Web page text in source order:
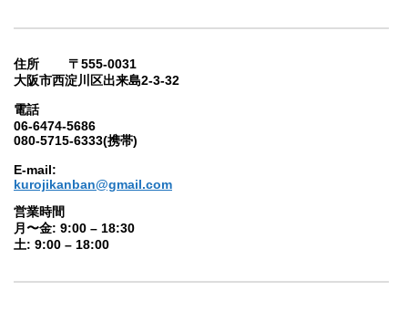
住所 〒555-0031
大阪市西淀川区出来島2-3-32
電話
06-6474-5686
080-5715-6333(携帯)
E-mail:
kurojikanban@gmail.com
営業時間
月〜金: 9:00 – 18:30
土: 9:00 – 18:00